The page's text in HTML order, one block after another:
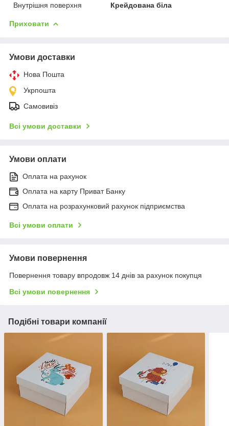
Внутрішня поверхня
Крейдована біла
Приховати
Умови доставки
Нова Пошта
Укрпошта
Самовивіз
Всі умови доставки
Умови оплати
Оплата на рахунок
Оплата на карту Приват Банку
Оплата на розрахунковий рахунок підприємства
Всі умови оплати
Умови повернення
Повернення товару впродовж 14 днів за рахунок покупця
Всі умови повернення
Подібні товари компанії